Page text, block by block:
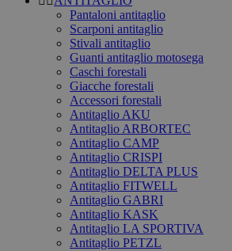
Pantaloni antitaglio
Scarponi antitaglio
Stivali antitaglio
Guanti antitaglio motosega
Caschi forestali
Giacche forestali
Accessori forestali
Antitaglio AKU
Antitaglio ARBORTEC
Antitaglio CAMP
Antitaglio CRISPI
Antitaglio DELTA PLUS
Antitaglio FITWELL
Antitaglio GABRI
Antitaglio KASK
Antitaglio LA SPORTIVA
Antitaglio PETZL